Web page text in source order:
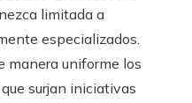
limitada a
especializados.
manera uniforme los
surjan iniciativas